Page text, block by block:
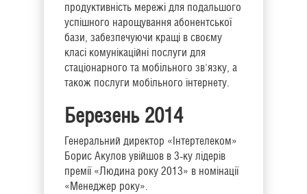
продуктивність мережі для подальшого
успішного нарощування абонентської
бази, забезпечуючи кращі в своєму
класі комунікаційні послуги для
стаціонарного та мобільного зв'язку, а
також послуги мобільного інтернету.
Березень 2014
Генеральний директор «Інтертелеком»
Борис Акулов увійшов в 3-ку лідерів
премії «Людина року 2013» в номінації
«Менеджер року».